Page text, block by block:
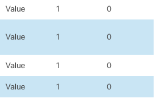
Value 1 0
Value 1 0
Value 1 0
Value 1 0